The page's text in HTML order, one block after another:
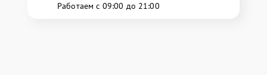
Работаем с 09:00 до 21:00